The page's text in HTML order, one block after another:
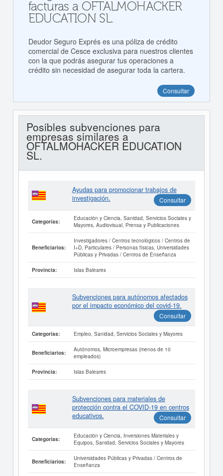
facturas a OFTALMOHACKER
EDUCATION SL.
Deudor Seguro Exprés es una póliza de crédito
comercial de Cesce exclusiva para nuestros clientes
con la que podrás asegurar tus operaciones a
crédito sin necesidad de asegurar toda la cartera.
Consultar
Posibles subvenciones para
empresas similares a
OFTALMOHACKER EDUCATION
SL.
Ayudas para promocionar trabajos de
investigación.
Consultar
Categorías:
Educación y Ciencia, Sanidad, Servicios Sociales y
Mayores, Audiovisual, Prensa y Publicaciones
Beneficiarios:
Investigadores / Centros tecnológicos / Centros de
I+D, Particulares / Personas físicas, Universidades
Públicas y Privadas / Centros de Enseñanza
Provincia: Islas Baleares
Subvenciones para autónomos afectados
por el impacto económico del covid-19.
Consultar
Categorías: Empleo, Sanidad, Servicios Sociales y Mayores
Beneficiarios:
Autónomos, Microempresas (menos de 10
empleados)
Provincia: Islas Baleares
Subvenciones para materiales de
protección contra el COVID-19 en centros
educativos.
Consultar
Categorías:
Educación y Ciencia, Inversiones Materiales y
Equipos, Sanidad, Servicios Sociales y Mayores
Beneficiarios:
Universidades Públicas y Privadas / Centros de
Enseñanza